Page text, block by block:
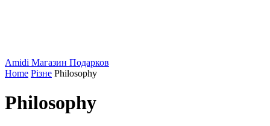
Amidi Магазин Подарков
Home Різне Philosophy
Philosophy